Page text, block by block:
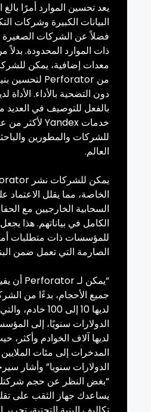
يعد تحسين الموارد أمرًا بالغ
البيانات الكبيرة وشركات
فضلاً عن الشركات الصغيرة
ذات الموارد المحدودة. بدلاً
معدات إضافية، يمكن
من Perforator لتحسين
دون التضحية بالأداء. الأداة
بالفعل للتوصيف في العديد
خدمات Yandex لأكثر من
للشركات والمطورين
العالم.
يمكن للشركات نشر
الخاصة، مما يقلل
السحابية الخارجيين مع
الكامل في بياناتهم. هذا
للمؤسسات ذات متطلبات
الصارمة التي تعمل ضمن
“يمكن لـPerforator أن
جميع الأحجام، بدءًا من
لديها 10 إلى 100
الدولارات سنويًا، إلى
لديها آلاف الخوادم
المدخرات إلى مئات
الدولارات سنويا” وأشار
“بغض النظر عن حجم
يساعدك جهاز الثقب على